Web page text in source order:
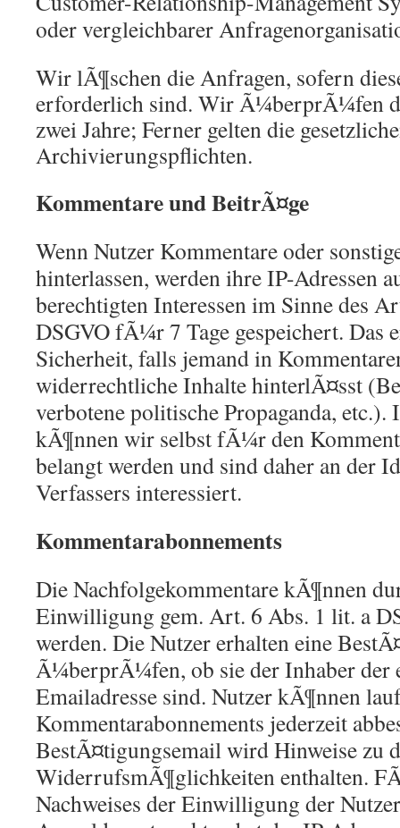
oder vergleichbarer
Wir lÃ¶schen die Anfragen, sofern
erforderlich sind. Wir Ã¼berprÃ¼fen
zwei Jahre; Ferner gelten die
Archivierungspflichten.
Kommentare und BeitrÃ¤ge
Wenn Nutzer Kommentare oder
hinterlassen, werden ihre IP-Adressen
berechtigten Interessen im Sinne des
DSGVO fÃ¼r 7 Tage gespeichert. Das
Sicherheit, falls jemand in
widerrechtliche Inhalte hinterlÃ¤sst
verbotene politische Propaganda, etc.).
kÃ¶nnen wir selbst fÃ¼r den
belangt werden und sind daher an der
Verfassers interessiert.
Kommentarabonnements
Die Nachfolgekommentare kÃ¶nnen
Einwilligung gem. Art. 6 Abs. 1 lit. a
werden. Die Nutzer erhalten eine
Ã¼berprÃ¼fen, ob sie der Inhaber der
Emailadresse sind. Nutzer kÃ¶nnen
Kommentarabonnements jederzeit
BestÃ¤tigungsemail wird Hinweise zu
WiderrufsmÃ¶glichkeiten enthalten.
Nachweises der Einwilligung der